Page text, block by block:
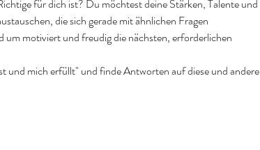
für dich ist? Du möchtest deine Stärken, Talente und
die sich gerade mit ähnlichen Fragen
motiviert und freudig die nächsten, erforderlichen
und mich erfüllt" und finde Antworten auf diese und andere